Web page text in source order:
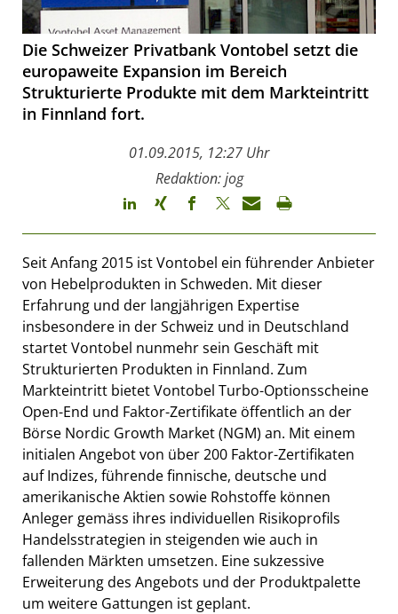
Die Schweizer Privatbank Vontobel setzt die
europaweite Expansion im Bereich
Strukturierte Produkte mit dem Markteintritt
in Finnland fort.
01.09.2015, 12:27 Uhr
Redaktion: jog
Seit Anfang 2015 ist Vontobel ein führender Anbieter
von Hebelprodukten in Schweden. Mit dieser
Erfahrung und der langjährigen Expertise
insbesondere in der Schweiz und in Deutschland
startet Vontobel nunmehr sein Geschäft mit
Strukturierten Produkten in Finnland. Zum
Markteintritt bietet Vontobel Turbo-Optionsscheine
Open-End und Faktor-Zertifikate öffentlich an der
Börse Nordic Growth Market (NGM) an. Mit einem
initialen Angebot von über 200 Faktor-Zertifikaten
auf Indizes, führende finnische, deutsche und
amerikanische Aktien sowie Rohstoffe können
Anleger gemäss ihres individuellen Risikoprofils
Handelsstrategien in steigenden wie auch in
fallenden Märkten umsetzen. Eine sukzessive
Erweiterung des Angebots und der Produktpalette
um weitere Gattungen ist geplant.